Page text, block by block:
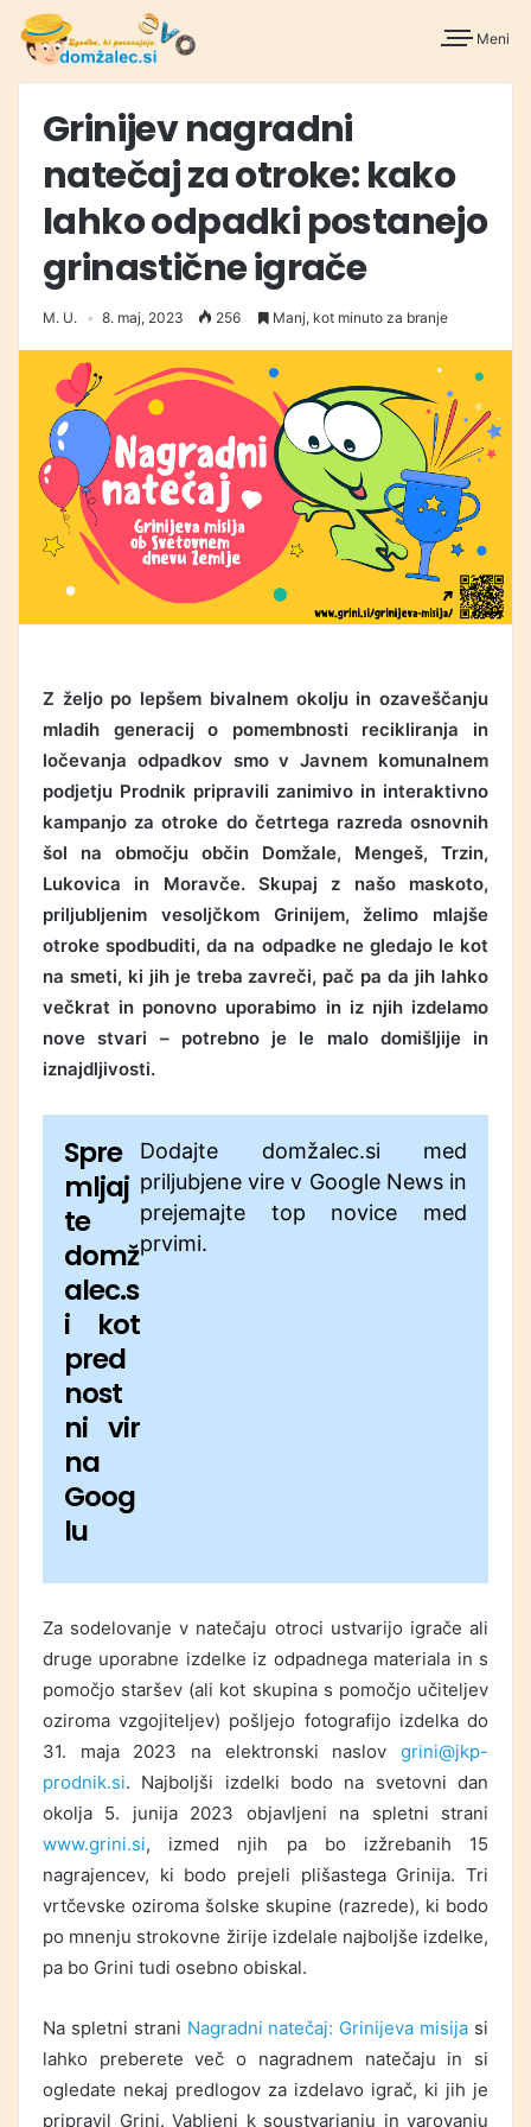
Meni
Grinijev nagradni
natečaj za otroke: kako
lahko odpadki postanejo
grinastične igrače
M. U. 8. maj, 2023 256 Manj, kot minuto za branje
Z željo po lepšem bivalnem okolju in ozaveščanju
mladih generacij o pomembnosti recikliranja in
ločevanja odpadkov smo v Javnem komunalnem
podjetju Prodnik pripravili zanimivo in interaktivno
kampanjo za otroke do četrtega razreda osnovnih
šol na območju občin Domžale, Mengeš, Trzin,
Lukovica in Moravče.Skupaj z našo maskoto,
priljubljenim vesoljčkom Grinijem, želimo mlajše
otroke spodbuditi, da na odpadke ne gledajo le kot
na smeti, ki jih je treba zavreči, pač pa da jih lahko
večkrat in ponovno uporabimo in iz njih izdelamo
nove stvari – potrebno je le malo domišljije in
iznajdljivosti.
Spre
mljaj
te
domž
alec.s
i kot
pred
nost
ni vir
na
Goog
lu
Dodajte domžalec.si med
priljubjene vire v Google News in
prejemajte top novice med
prvimi.
Za sodelovanje v natečaju otroci ustvarijo igrače ali
druge uporabne izdelke iz odpadnega materiala in s
pomočjo staršev (ali kot skupina s pomočjo učiteljev
oziroma vzgojiteljev) pošljejo fotografijo izdelka do
31. maja 2023 na elektronski naslov grini@jkp-
prodnik.si. Najboljši izdelki bodo na svetovni dan
okolja 5. junija 2023 objavljeni na spletni strani
www.grini.si, izmed njih pa bo izžrebanih 15
nagrajencev, ki bodo prejeli plišastega Grinija. Tri
vrtčevske oziroma šolske skupine (razrede), ki bodo
po mnenju strokovne žirije izdelale najboljše izdelke,
pa bo Grini tudi osebno obiskal.
Na spletni strani Nagradni natečaj: Grinijeva misija si
lahko preberete več o nagradnem natečaju in si
ogledate nekaj predlogov za izdelavo igrač, ki jih je
pripravil Grini. Vabljeni k soustvarjanju in varovanju